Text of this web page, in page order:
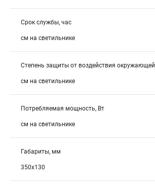
Срок службы, час
см на светильнике
Степень защиты от воздействия окружающей
см на светильнике
Потребляемая мощность, Вт
см на светильнике
Габариты, мм
350х130